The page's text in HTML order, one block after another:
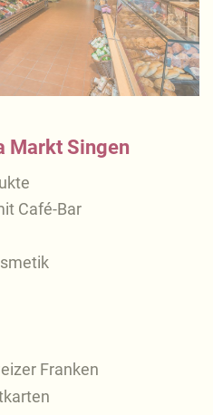
Markt Singen
Café-Bar
Franken